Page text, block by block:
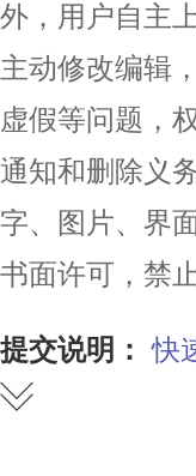
外，用户自主
主动修改编辑
虚假等问题，
通知和删除义务
字、图片、界
书面许可，禁
提交说明： 快